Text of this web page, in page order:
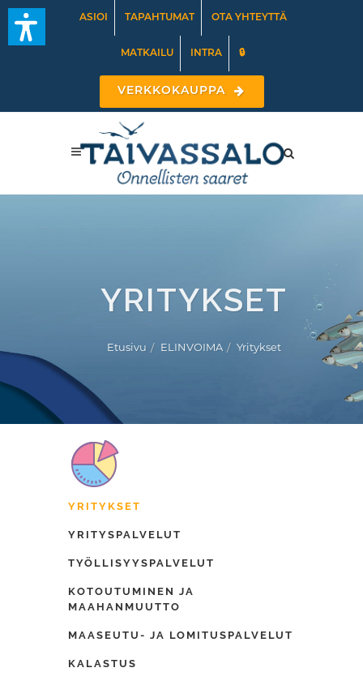
ASIOI TAPAHTUMAT OTA YHTEYTTÄ
MATKAILU INTRA 🔒
VERKKOKAUPPA
YRITYKSET
Etusivu ELINVOIMA Yritykset
YRITYKSET
YRITYSPALVELUT
TYÖLLISYYSPALVELUT
KOTOUTUMINEN JA
MAAHANMUUTTO
MAASEUTU- JA LOMITUSPALVELUT
KALASTUS